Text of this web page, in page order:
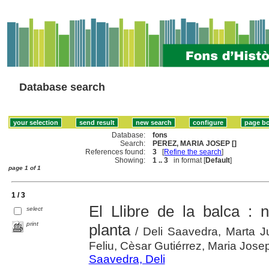
Database search
Database:
fons
Search:
PEREZ, MARIA JOSEP []
References found:
3 [Refine the search]
Showing:
1 .. 3 in format [Default]
page 1 of 1
1 / 3
select
print
El Llibre de la balca :
planta/ Deli Saavedra, Marta
Feliu, Cèsar Gutiérrez, Maria
Saavedra, Deli